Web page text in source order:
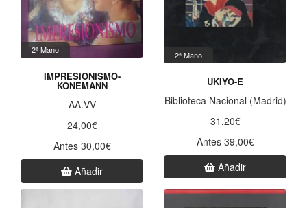
2ª Mano
IMPRESIONISMO-
KONEMANN
AA.VV
24,00€
Antes 30,00€
Añadir
2ª Mano
UKIYO-E
Biblioteca Nacional (Madrid)
31,20€
Antes 39,00€
Añadir